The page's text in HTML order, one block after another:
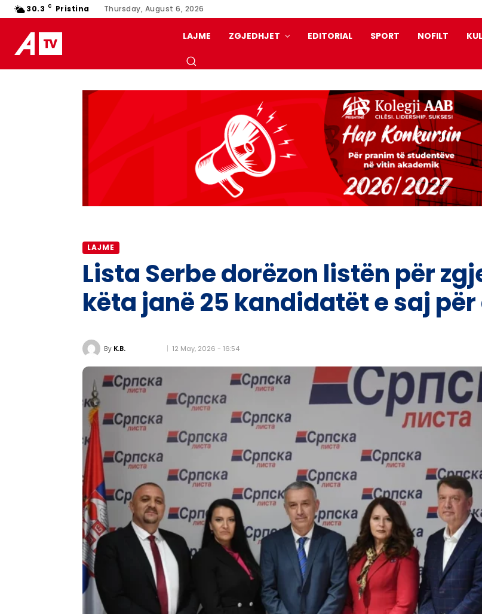
30.3 C Pristina Thursday, August 6, 2026
LAJME ZGJEDHJET EDITORIAL SPORT NOFILT
LAJME
Lista Serbe dorëzon listën për
këta janë 25 kandidatët e saj
By K.B. 12 May, 2026 - 16:54